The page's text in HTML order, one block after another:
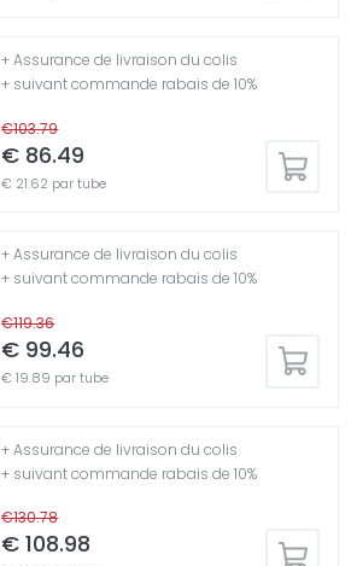
€103.79
€ 86.49
€ 21.62 par tube
+ Assurance de livraison du colis
+ suivant commande rabais de 10%
€119.36
€ 99.46
€ 19.89 par tube
+ Assurance de livraison du colis
+ suivant commande rabais de 10%
€130.78
€ 108.98
+ Assurance de livraison du colis
+ suivant commande rabais de 10%